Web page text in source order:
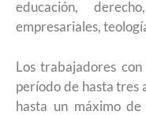
educación,
empresariales,
Los trabajadores
período de hasta tres
hasta un máximo de